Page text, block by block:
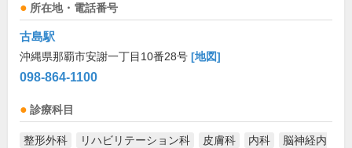
所在地・電話番号
古島駅
沖縄県那覇市安謝一丁目10番28号 [地図]
098-864-1100
診療科目
整形外科 リハビリテーション科 皮膚科 内科
脳神経内